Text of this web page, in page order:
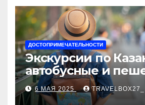
ДОСТОПРИМЕЧАТЕЛЬНОСТИ
Экскурсии по
автобусные и
туры от
«Казан360»
6 МАЯ 2025 TRAVELBOX27_